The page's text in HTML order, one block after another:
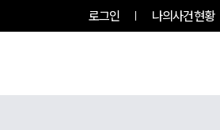
로그인 나의사건현황